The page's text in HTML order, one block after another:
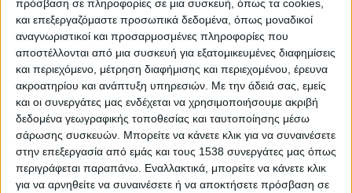
πρόσβαση σε πληροφορίες σε μια συσκευή, όπως τα cookies,
και επεξεργαζόμαστε προσωπικά δεδομένα, όπως μοναδικοί
αναγνωριστικοί και προσαρμοσμένες πληροφορίες που
αποστέλλονται από μια συσκευή για εξατομικευμένες διαφημίσεις
και περιεχόμενο, μέτρηση διαφήμισης και περιεχομένου, έρευνα
ακροατηρίου και ανάπτυξη υπηρεσιών. Με την άδειά σας, εμείς
και οι συνεργάτες μας ενδέχεται να χρησιμοποιήσουμε ακριβή
δεδομένα γεωγραφικής τοποθεσίας και ταυτοποίησης μέσω
σάρωσης συσκευών. Μπορείτε να κάνετε κλικ για να συναινέσετε
στην επεξεργασία από εμάς και τους 1538 συνεργάτες μας όπως
περιγράφεται παραπάνω. Εναλλακτικά, μπορείτε να κάνετε κλικ
για να αρνηθείτε να συναινέσετε ή να αποκτήσετε πρόσβαση σε
1/1/2012. Παρ'όλα αυτά η
εφαρμογή παραμένει ανοικτή